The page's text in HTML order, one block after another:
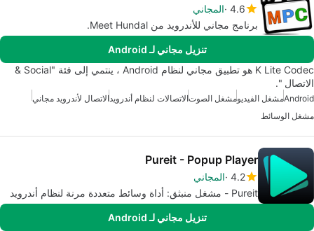
4.6 المجاني
برنامج مجاني للأندرويد من Meet Hundal.
تنزيل مجاني لـ Android
K Lite Codec هو تطبيق مجاني لنظام Android ، ينتمي إلى فئة "Social &
الاتصال ".
Androidمشغل الفيديومشغل الصوتالاتصالات لنظام أندرويدالاتصال لأندرويد مجاني
مشغل الوسائط
Pureit - Popup Player
4.2 المجاني
Pureit - مشغل منبثق: أداة وسائط متعددة مرنة لنظام أندرويد
تنزيل مجاني لـ Android